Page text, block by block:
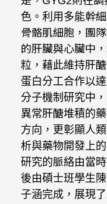
色。利用多能幹
骨骼肌細胞，團
的肝臟與心臟中
粒，藉此維持肝
蛋白分工合作以
分子機制研究中
異常肝醣堆積的
方向，更彰顯人
析與藥物開發上
研究的脈絡由當
後由碩士班學生
子涵完成，展現